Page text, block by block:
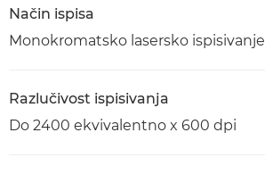
Način ispisa
Monokromatsko lasersko ispisivanje
Razlučivost ispisivanja
Do 2400 ekvivalentno x 600 dpi